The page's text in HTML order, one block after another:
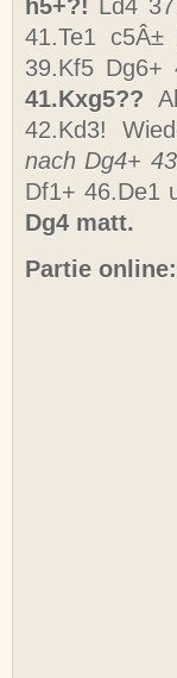
h5+?! Ld4
41.Te1 c5Â±
39.Kf5 Dg6+
41.Kxg5??
42.Kd3!
nach Dg4+
Df1+ 46.De1
Dg4 matt.
Partie online: